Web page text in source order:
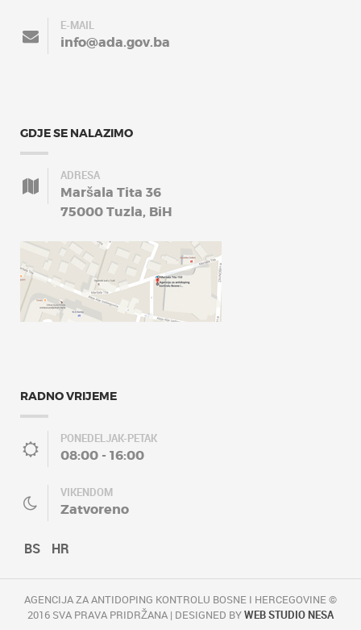
E-MAIL
info@ada.gov.ba
GDJE SE NALAZIMO
ADRESA
Maršala Tita 36
75000 Tuzla, BiH
RADNO VRIJEME
PONEDELJAK-PETAK
08:00 - 16:00
VIKENDOM
Zatvoreno
BS HR
AGENCIJA ZA ANTIDOPING KONTROLU BOSNE I HERCEGOVINE ©
2016 SVA PRAVA PRIDRŽANA | DESIGNED BYWEB STUDIO NESA